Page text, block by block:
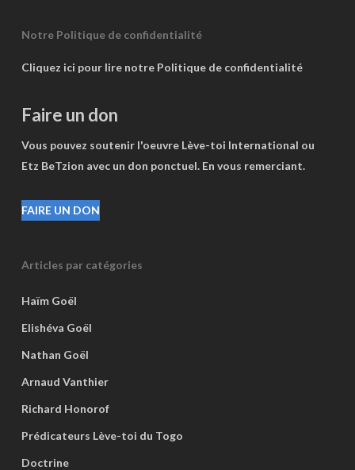
Notre Politique de confidentialité
Cliquez ici pour lire notre Politique de confidentialité
Faire un don
Vous pouvez soutenir l'oeuvre Lève-toi International ou
Etz BeTzion avec un don ponctuel. En vous remerciant.
FAIRE UN DON
Articles par catégories
Haïm Goël
Elishéva Goël
Nathan Goël
Arnaud Vanthier
Richard Honorof
Prédicateurs Lève-toi du Togo
Doctrine